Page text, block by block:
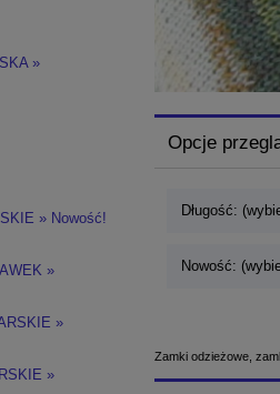
»
» Nowość!
»
»
»
Opcje
Długość:
Nowość:
Zamki odzieżowe,